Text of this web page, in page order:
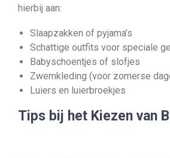
hierbij aan:
Slaapzakken of pyjama’s
Schattige outfits voor speciale
Babyschoentjes of slofjes
Zwemkleding (voor zomerse
Luiers en luierbroekjes
Tips bij het Kiezen van